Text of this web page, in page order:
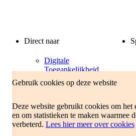
Gebruik cookies op deze website
Deze website gebruikt cookies om het
en om statistieken te maken waarmee
verbeterd. Lees hier meer over cookies
Direct naar
Digitale
Toegankelijkheid
Hulp bij inloggen
site
Sociale media
Uitleenreglement